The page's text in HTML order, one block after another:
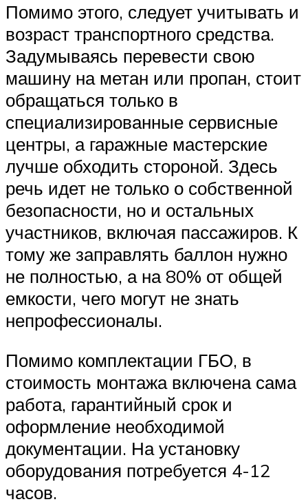
Помимо этого, следует учитывать и
возраст транспортного средства.
Задумываясь перевести свою
машину на метан или пропан, стоит
обращаться только в
специализированные сервисные
центры, а гаражные мастерские
лучше обходить стороной. Здесь
речь идет не только о собственной
безопасности, но и остальных
участников, включая пассажиров. К
тому же заправлять баллон нужно
не полностью, а на 80% от общей
емкости, чего могут не знать
непрофессионалы.
Помимо комплектации ГБО, в
стоимость монтажа включена сама
работа, гарантийный срок и
оформление необходимой
документации. На установку
оборудования потребуется 4-12
часов.